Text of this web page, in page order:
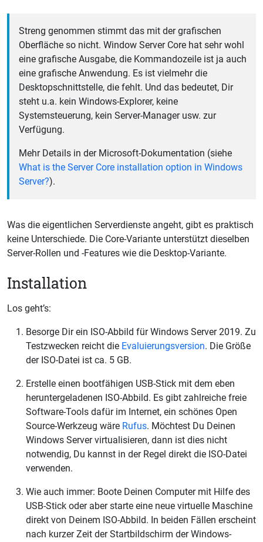
Streng genommen stimmt das mit der grafischen
Oberfläche so nicht. Window Server Core hat sehr wohl
eine grafische Ausgabe, die Kommandozeile ist ja auch
eine grafische Anwendung. Es ist vielmehr die
Desktopschnittstelle, die fehlt. Und das bedeutet, Dir
steht u.a. kein Windows-Explorer, keine
Systemsteuerung, kein Server-Manager usw. zur
Verfügung.
Mehr Details in der Microsoft-Dokumentation (siehe
What is the Server Core installation option in Windows
Server?).
Was die eigentlichen Serverdienste angeht, gibt es praktisch
keine Unterschiede. Die Core-Variante unterstützt dieselben
Server-Rollen und -Features wie die Desktop-Variante.
Installation
Los geht’s:
Besorge Dir ein ISO-Abbild für Windows Server 2019. Zu
Testzwecken reicht die Evaluierungsversion. Die Größe
der ISO-Datei ist ca. 5 GB.
Erstelle einen bootfähigen USB-Stick mit dem eben
heruntergeladenen ISO-Abbild. Es gibt zahlreiche freie
Software-Tools dafür im Internet, ein schönes Open
Source-Werkzeug wäre Rufus. Möchtest Du Deinen
Windows Server virtualisieren, dann ist dies nicht
notwendig, Du kannst in der Regel direkt die ISO-Datei
verwenden.
Wie auch immer: Boote Deinen Computer mit Hilfe des
USB-Stick oder aber starte eine neue virtuelle Maschine
direkt von Deinem ISO-Abbild. In beiden Fällen erscheint
nach kurzer Zeit der Startbildschirm der Windows-